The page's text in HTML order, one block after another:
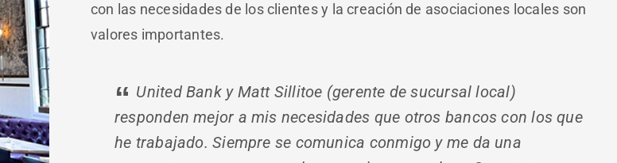
con las necesidades de los clientes y la creación de asociaciones locales son
valores importantes.
United Bank y Matt Sillitoe (gerente de sucursal local)
responden mejor a mis necesidades que otros bancos con los que
he trabajado. Siempre se comunica conmigo y me da una